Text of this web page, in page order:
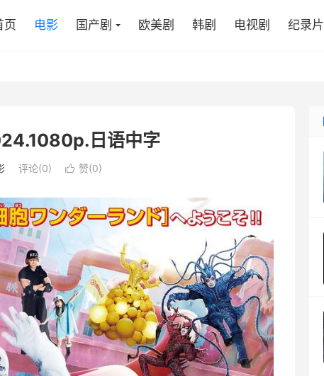
页 电影 国产剧 欧美剧 韩剧 电视剧 纪录片
日语中字
评论(0)  赞(0)